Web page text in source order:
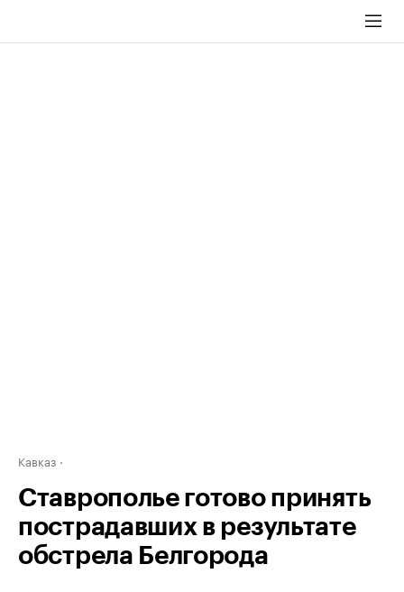
Кавказ
Ставрополье готово принять
пострадавших в результате
обстрела Белгорода